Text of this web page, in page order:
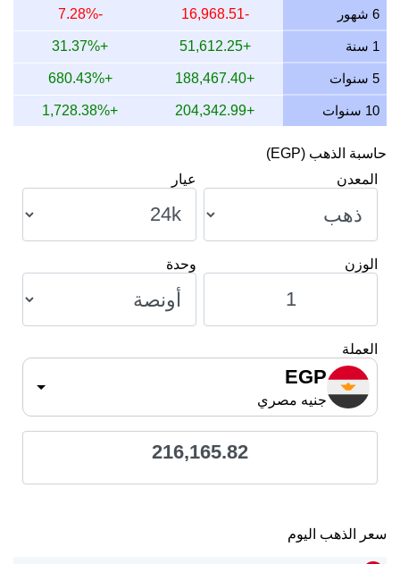
11 يوليو 2026 178,693.38
5,744.99
5,744,992.24
10 يوليو 2026 177,935.55
5,720.63
5,720,628.04
9 يوليو 2026 179,373.92
5,766.87
5,766,871.38
6 شهور -16,968.51
-7.28%
1 سنة +51,612.25
+31.37%
5 سنوات +188,467.40
+680.43%
10 سنوات +204,342.99
+1,728.38%
حاسبة الذهب (EGP)
المعدن
عيار
الوزن وحدة
العملة
EGP
جنيه مصري
216,165.82
سعر الذهب اليوم